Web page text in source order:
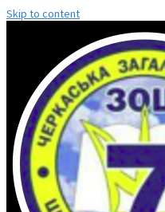
Skip to content